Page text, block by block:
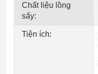
Chất liệu lồng
sấy:
Tiện ích: